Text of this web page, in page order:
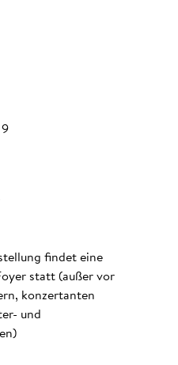
9
findet eine
statt (außer vor
konzertanten
und